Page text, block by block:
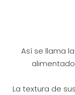
Así se llama
La textura de